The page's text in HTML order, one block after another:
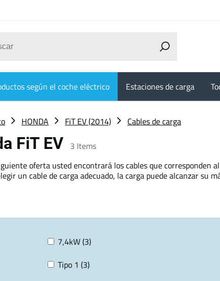
según el coche eléctrico Estaciones de carga
HONDA FiT EV (2014) Cables de carga
FiT EV 3 Items
oferta usted encontrará los cables que corresponden
un cable de carga adecuado, la carga puede alcanzar su
7,4kW (3)
Tipo 1 (3)